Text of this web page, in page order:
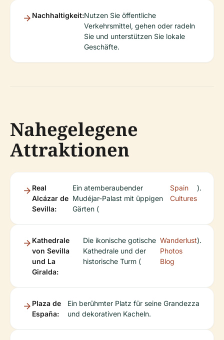
Nachhaltigkeit:Nutzen Sie öffentliche
Verkehrsmittel, gehen oder radeln
Sie und unterstützen Sie lokale
Geschäfte.
Nahegelegene
Attraktionen
Real
Alcázar de
Sevilla:
Ein atemberaubender
Mudéjar-Palast mit üppigen
Gärten (
Spain
Cultures
).
Kathedrale
von Sevilla
und La
Giralda:
Die ikonische gotische
Kathedrale und der
historische Turm (
Wanderlust
Photos
Blog
).
Plaza de
España:
Ein berühmter Platz für seine Grandezza
und dekorativen Kacheln.